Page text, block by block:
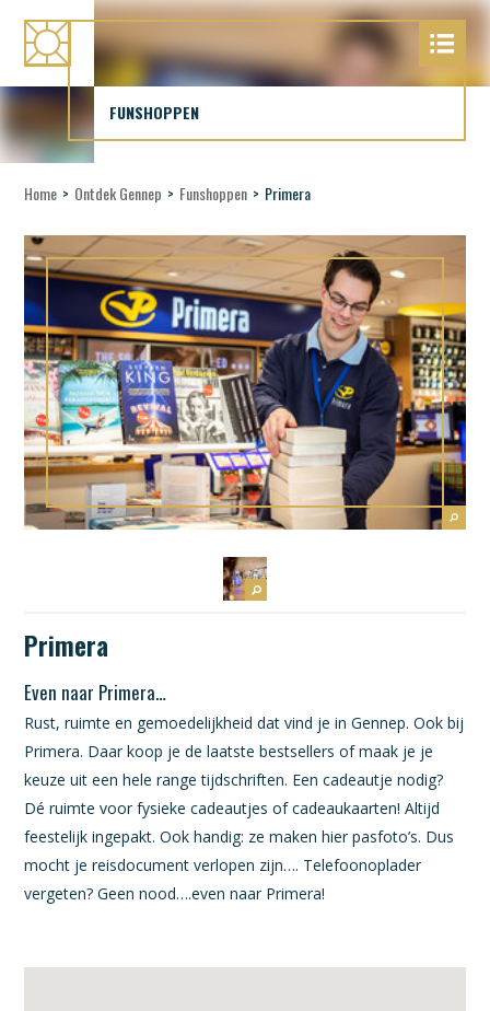
FUNSHOPPEN
Home > Ontdek Gennep > Funshoppen > Primera
Primera
Even naar Primera…
Rust, ruimte en gemoedelijkheid dat vind je in Gennep. Ook bij
Primera. Daar koop je de laatste bestsellers of maak je je
keuze uit een hele range tijdschriften. Een cadeautje nodig?
Dé ruimte voor fysieke cadeautjes of cadeaukaarten! Altijd
feestelijk ingepakt. Ook handig: ze maken hier pasfoto’s. Dus
mocht je reisdocument verlopen zijn…. Telefoonoplader
vergeten? Geen nood….even naar Primera!